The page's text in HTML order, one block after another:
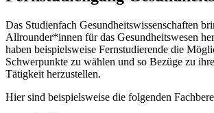
Das Studienfach Gesundheitswissenschaften
Allrounder*innen für das Gesundheitswesen
haben beispielsweise Fernstudierende die
Schwerpunkte zu wählen und so Bezüge zu
Tätigkeit herzustellen.
Hier sind beispielsweise die folgenden